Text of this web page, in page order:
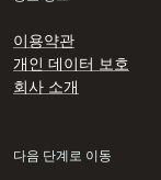
이용약관
개인 데이터 보호
회사 소개
다음 단계로 이동